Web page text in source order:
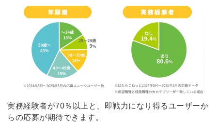
実務経験者が70％以上と、即戦力になり得るユーザーか
らの応募が期待できます。